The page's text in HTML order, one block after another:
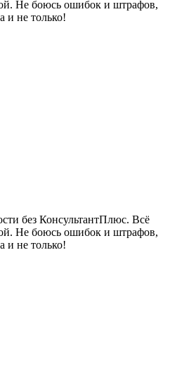
Не боюсь ошибок и штрафов,
и не только!
без КонсультантПлюс. Всё
Не боюсь ошибок и штрафов,
и не только!